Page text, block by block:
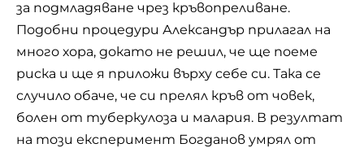
за подмладяване чрез кръвопреливане.
Подобни процедури Александър прилагал на
много хора, докато не решил, че ще поеме
риска и ще я приложи върху себе си. Така се
случило обаче, че си прелял кръв от човек,
болен от туберкулоза и малария. В резултат
на този експеримент Богданов умрял от